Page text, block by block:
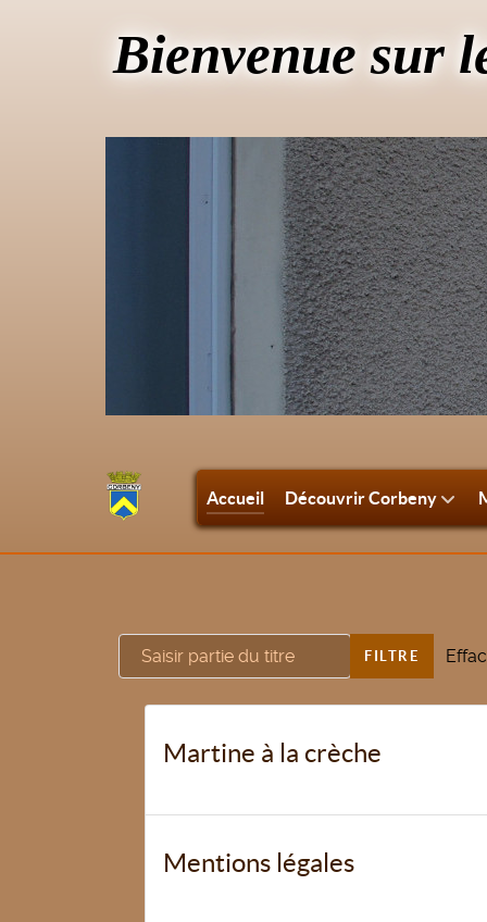
Bienvenue sur
Accueil Découvrir Corbeny
Saisir partie du titre FILTRE
Martine à la crèche
Mentions légales